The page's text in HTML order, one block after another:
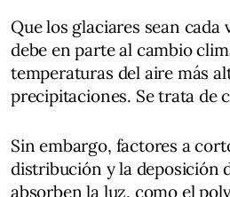
Que los glaciares sean cada
debe en parte al cambio
temperaturas del aire más
precipitaciones. Se trata de
Sin embargo, factores a
distribución y la deposición
absorben la luz, como el